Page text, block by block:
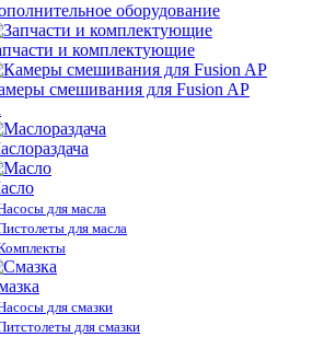
оборудование
и комплектующие
смешивания для Fusion AP
для масла
для масла
для смазки
для смазки